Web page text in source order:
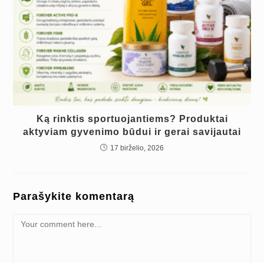
Ką rinktis sportuojantiems? Produktai
aktyviam gyvenimo būdui ir gerai savijautai
17 birželio, 2026
Parašykite komentarą
Comment